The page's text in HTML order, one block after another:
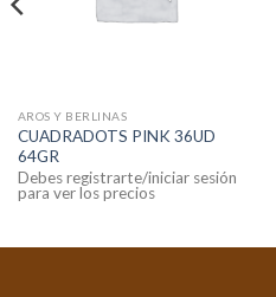
AROS Y BERLINAS
CUADRADOTS PINK 36UD
64GR
Debes registrarte/iniciar sesión
para ver los precios